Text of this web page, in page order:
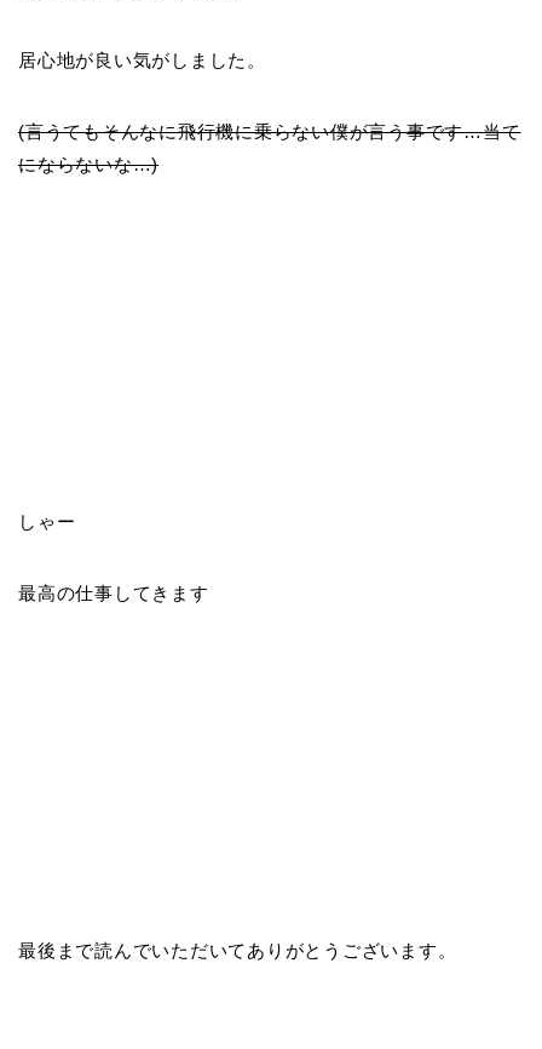
居心地が良い気がしました。
(言うてもそんなに飛行機に乗らない僕が言う事です…当て
にならないな…)
しゃー
最高の仕事してきます
最後まで読んでいただいてありがとうございます。